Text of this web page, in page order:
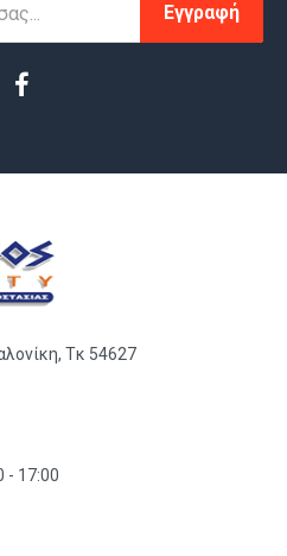
Εγγραφή
Τκ 54627
- 17:00